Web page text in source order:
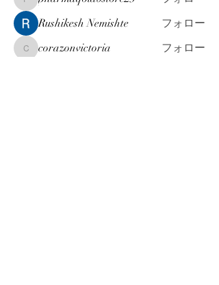
pharmaqolabstore23
Rushikesh Nemishte
フォロー
corazonvictoria
corazonvictoria
フォロー